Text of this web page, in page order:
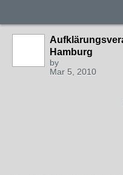
Hamburg
by
Mar 5, 2010